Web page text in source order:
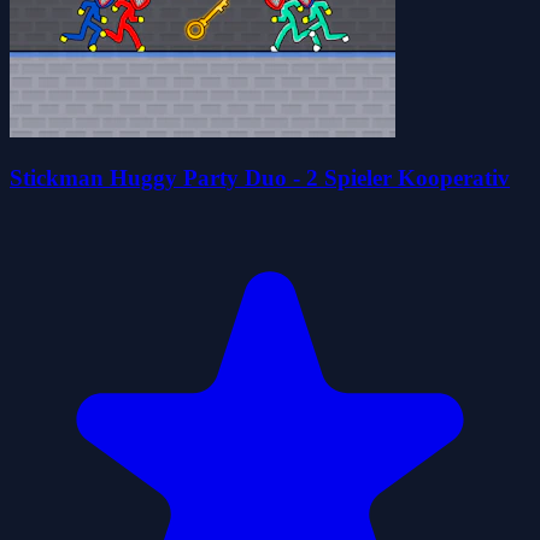
Stickman Huggy Party Duo - 2 Spieler Kooperativ